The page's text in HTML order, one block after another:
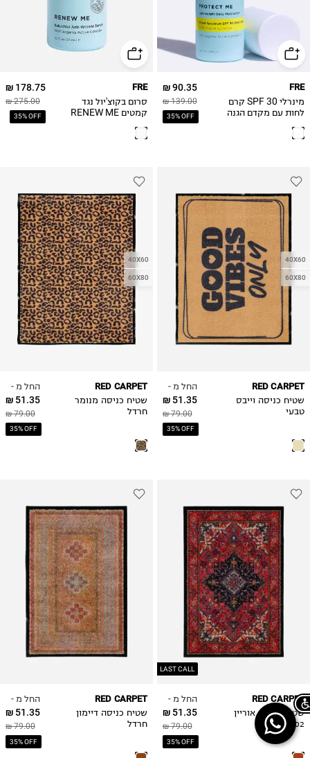
90.35 ₪
139.00 ₪
35% OFF
FRE
מינרלי SPF 30 קרם
לחות עם מקדם הגנה
MINERAL 30 50ML
178.75 ₪
275.00 ₪
35% OFF
FRE
סרום בקוצ'יול נגד
קמטים RENEW ME
40X60
60X80
החל מ -
51.35 ₪
79.00 ₪
35% OFF
RED CARPET
שטיח כניסה וייבס
טבעי
40X60
60X80
החל מ -
51.35 ₪
79.00 ₪
35% OFF
RED CARPET
שטיח כניסה מנומר
חרדל
LAST CALL
החל מ -
51.35 ₪
79.00 ₪
35% OFF
RED CARPET
שטיח כניסה אוריין
02 אדום
החל מ -
51.35 ₪
79.00 ₪
35% OFF
RED CARPET
שטיח כניסה דיימון
חרדל
Chat on WhatsApp